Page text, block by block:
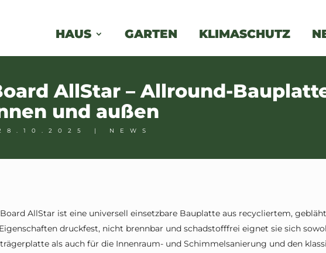
HAUS GARTEN KLIMASCHUTZ
AllStar – Allround-
und außen
| NEWS
AllStar ist eine universell einsetzbare Bauplatte aus recycliertem,
druckfest, nicht brennbar und schadstofffrei eignet sie sich
als auch für die Innenraum- und Schimmelsanierung und den